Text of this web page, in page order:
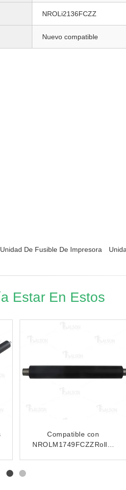
NROLi2136FCZZ
Nuevo compatible
Unidad De Fusible De Impresora
Estar En Estos
A143PP0100 Ensamblaje
de rodillos de separación